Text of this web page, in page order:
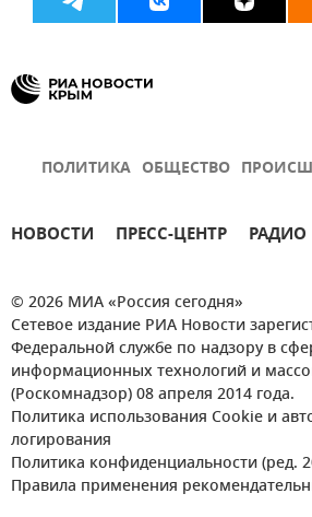
ПОЛИТИКА ОБЩЕСТВО
НОВОСТИ ПРЕСС-ЦЕНТР РАДИО
© 2026 МИА «Россия сегодня»
Сетевое издание РИА Новости
Федеральной службе по надзору в
информационных технологий и
(Роскомнадзор) 08 апреля 2014 года.
Политика использования Cookie и
логирования
Политика конфиденциальности (ред.
Правила применения